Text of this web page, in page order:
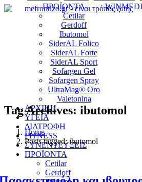
ΠΡΟΪΟΝΤΑ
Cetilar
Gerdoff
Ibutomol
SiderAL Folico
SiderAL Forte
SiderAL Sport
Sofargen Gel
Sofargen Spray
UltraMag® Oro
Valetonina
ΑΡΧΙΚΗ
ΥΓΕΙΑ
ΔΙΑΤΡΟΦΗ
FITNESS
ΣΥΝΕΝΤΕΥΞΕΙΣ
ΠΡΟΪΟΝΤΑ
Cetilar
Gerdoff
Tag Archives: ibutomol
Home
Posts tagged: ibutomol